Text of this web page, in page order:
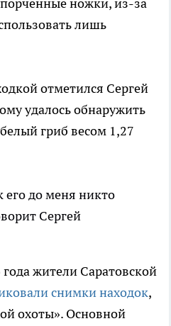
ножки, из-за
лишь
отметился Сергей
удалось обнаружить
гриб весом 1,27
его до меня никто
Сергей
жители Саратовской
снимки находок,
охоты». Основной